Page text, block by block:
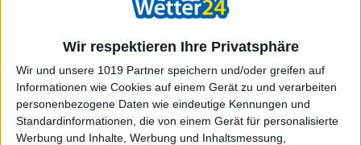
Wir respektieren Ihre Privatsphäre
Wir und unsere 1019 Partner speichern und/oder greifen auf
Informationen wie Cookies auf einem Gerät zu und verarbeiten
personenbezogene Daten wie eindeutige Kennungen und
Standardinformationen, die von einem Gerät für personalisierte
Werbung und Inhalte, Werbung und Inhaltsmessung,